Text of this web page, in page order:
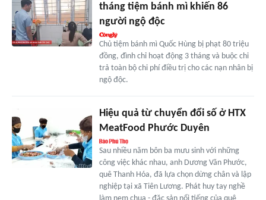
tháng tiệm bánh mì khiến 86
người ngộ độc
Chủ tiệm bánh mì Quốc Hùng bị phạt 80 triệu
đồng, đình chỉ hoạt động 3 tháng và buộc chi
trả toàn bộ chi phí điều trị cho các nạn nhân bị
ngộ độc.
Hiệu quả từ chuyển đổi số ở HTX
MeatFood Phước Duyên
Sau nhiều năm bôn ba mưu sinh với những
công việc khác nhau, anh Dương Văn Phước,
quê Thanh Hóa, đã lựa chọn dừng chân và lập
nghiệp tại xã Tiên Lương. Phát huy tay nghề
làm nem chua - đặc sản nổi tiếng của quê